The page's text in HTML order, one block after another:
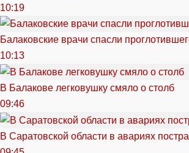
10:19
Балаковские врачи спасли
10:13
В Балакове легковушку смяло о столб
09:46
В Саратовской области в авариях